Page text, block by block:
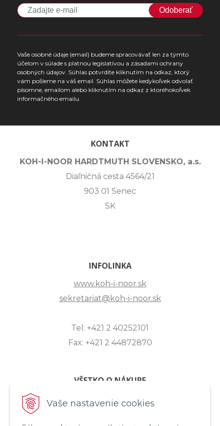
Vaše nastavenie cookies
Odoberať
Vaše osobné údaje (email) budeme spracovávať len za týmto
účelom v súlade s platnou legislatívou a zásadami ochrany
osobných údajov. Súhlas potvrdíte kliknutím na odkaz, ktorý
vám pošleme na váš email. Súhlas môžete kedykoľvek odvolať
písomne, emailom alebo kliknutím na odkaz z ktoréhokoľvek
informačného emailu.
KONTAKT
KOH-I-NOOR HARDTMUTH SLOVENSKO, a.s.
Diaľničná cesta 4564/21
903 01 Senec
SK
INFOLINKA
www.koh-i-noor.sk
sekretariat@koh-i-noor.sk
Tel: +421 2 40252101
Fax: +421 2 44872870
VŠETKO O NÁKUPE
ZASLANIE OTÁZKY